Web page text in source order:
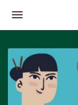
Openen
Hoofdmenu